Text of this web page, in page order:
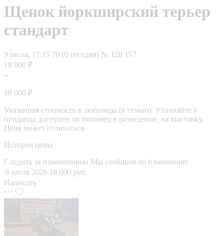
Щенок йоркширский терьер
стандарт
9 июля, 17:15 79 (0 сегодня) № 128 157
18 000 ₽
18 000 ₽
Указанная стоимость в любимцы (в семью). Уточняйте у
продавца доступен ли питомец в разведение, на выставку.
Цена может отличаться.
История цены
Следить за изменениями Мы сообщим об изменениях
6 июля 2026 18 000 руб.
Написать